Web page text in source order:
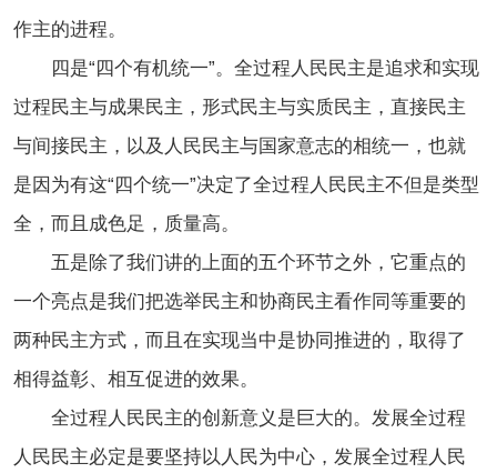
作主的进程。
四是“四个有机统一”。全过程人民民主是追求和实现
过程民主与成果民主，形式民主与实质民主，直接民主
与间接民主，以及人民民主与国家意志的相统一，也就
是因为有这“四个统一”决定了全过程人民民主不但是类型
全，而且成色足，质量高。
五是除了我们讲的上面的五个环节之外，它重点的
一个亮点是我们把选举民主和协商民主看作同等重要的
两种民主方式，而且在实现当中是协同推进的，取得了
相得益彰、相互促进的效果。
全过程人民民主的创新意义是巨大的。发展全过程
人民民主必定是要坚持以人民为中心，发展全过程人民